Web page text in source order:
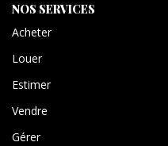
NOS SERVICES
Acheter
Louer
Estimer
Vendre
Gérer